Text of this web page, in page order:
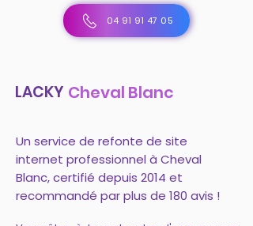
04 91 91 47 05
LACKY Cheval Blanc
Un service de refonte de site
internet professionnel à Cheval
Blanc, certifié depuis 2014 et
recommandé par plus de 180 avis !